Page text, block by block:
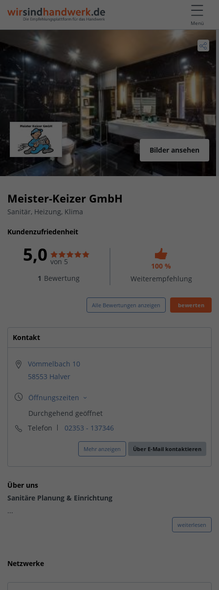
Menü
Bilder ansehen
Meister-Keizer GmbH
Sanitär, Heizung, Klima
Kundenzufriedenheit
5,0 von 5
1 Bewertung
100 %
Weiterempfehlung
Alle Bewertungen anzeigen bewerten
Kontakt
Vömmelbach 10
58553 Halver
Telefon 02353 - 137346
Mehr anzeigen Über E-Mail kontaktieren
Über uns
Sanitäre Planung & Einrichtung
...
weiterlesen
Netzwerke